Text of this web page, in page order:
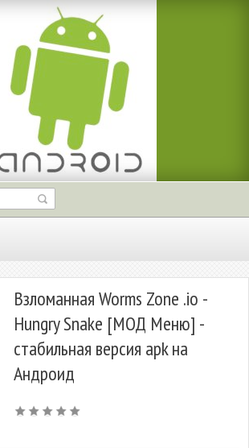
Взломанная Worms Zone .io -
Hungry Snake [МОД Меню] -
стабильная версия apk на
Андроид